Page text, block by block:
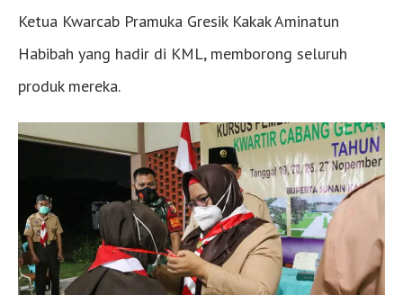
Ketua Kwarcab Pramuka Gresik Kakak Aminatun
Habibah yang hadir di KML, memborong seluruh
produk mereka.